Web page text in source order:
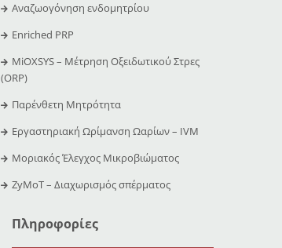
Αναζωογόνηση ενδομητρίου
Enriched PRP
MiOXSYS – Μέτρηση Οξειδωτικού Στρες
(ORP)
Παρένθετη Μητρότητα
Εργαστηριακή Ωρίμανση Ωαρίων – IVM
Μοριακός Έλεγχος Μικροβιώματος
ZyMoT – Διαχωρισμός σπέρματος
Πληροφορίες